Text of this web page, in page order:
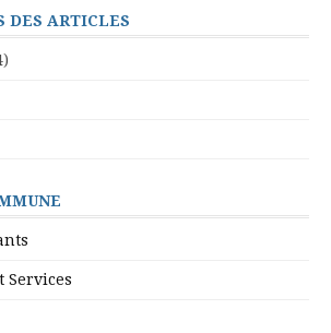
DES ARTICLES
Services